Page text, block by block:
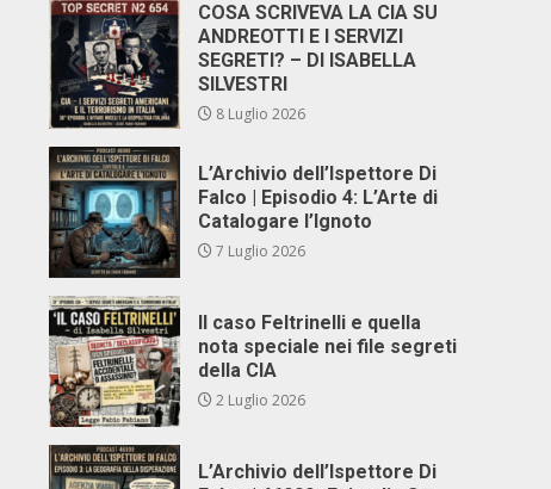
COSA SCRIVEVA LA CIA SU
ANDREOTTI E I SERVIZI
SEGRETI? – DI ISABELLA
SILVESTRI
8 Luglio 2026
L’Archivio dell’Ispettore Di
Falco | Episodio 4: L’Arte di
Catalogare l’Ignoto
7 Luglio 2026
Il caso Feltrinelli e quella
nota speciale nei file segreti
della CIA
2 Luglio 2026
L’Archivio dell’Ispettore Di